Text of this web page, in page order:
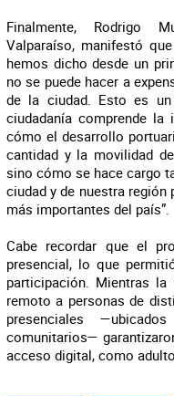
Finalmente, Rodrigo
Valparaíso, manifestó
hemos dicho desde un
no se puede hacer a
de la ciudad. Esto es
ciudadanía comprende
cómo el desarrollo
cantidad y la movilidad
sino cómo se hace cargo
ciudad y de nuestra
más importantes del país”.
Cabe recordar que el
presencial, lo que
participación. Mientras
remoto a personas de
presenciales
comunitarios—
acceso digital, como